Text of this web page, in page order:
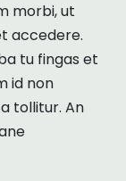
morbi, ut
accedere.
tu fingas et
id non
tollitur. An